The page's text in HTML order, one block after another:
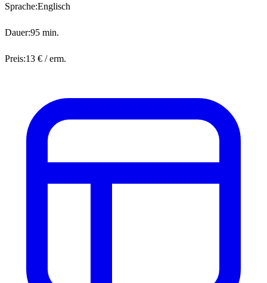
Sprache:Englisch
Dauer:95 min.
Preis:13 € / erm.